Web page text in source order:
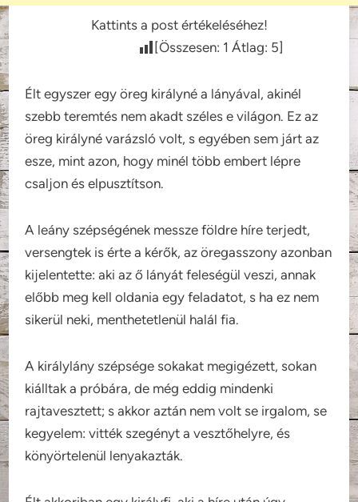
Kattints a post értékeléséhez!
[Összesen: 1 Átlag: 5]
Élt egyszer egy öreg királyné a lányával, akinél
szebb teremtés nem akadt széles e világon. Ez az
öreg királyné varázsló volt, s egyében sem járt az
esze, mint azon, hogy minél több embert lépre
csaljon és elpusztítson.
A leány szépségének messze földre híre terjedt,
versengtek is érte a kérők, az öregasszony azonban
kijelentette: aki az ő lányát feleségül veszi, annak
előbb meg kell oldania egy feladatot, s ha ez nem
sikerül neki, menthetetlenül halál fia.
A királylány szépsége sokakat megigézett, sokan
kiálltak a próbára, de még eddig mindenki
rajtavesztett; s akkor aztán nem volt se irgalom, se
kegyelem: vitték szegényt a vesztőhelyre, és
könyörtelenül lenyakazták.